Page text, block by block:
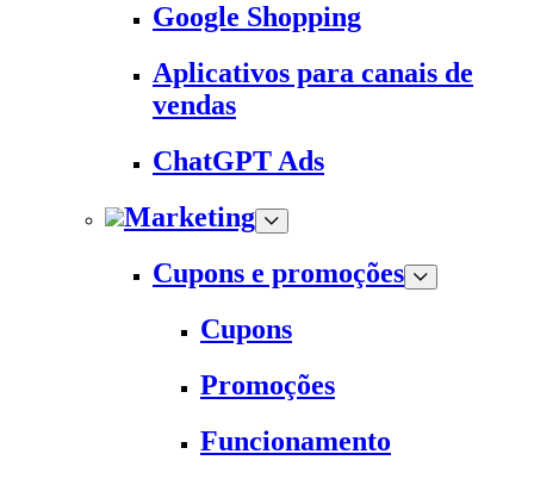
Google Shopping
Aplicativos para canais de
vendas
ChatGPT Ads
Marketing
Cupons e promoções
Cupons
Promoções
Funcionamento